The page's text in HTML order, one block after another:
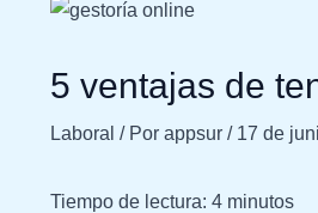
5 ventajas de
Laboral / Por appsur / 17 de
Tiempo de lectura: 4 minutos